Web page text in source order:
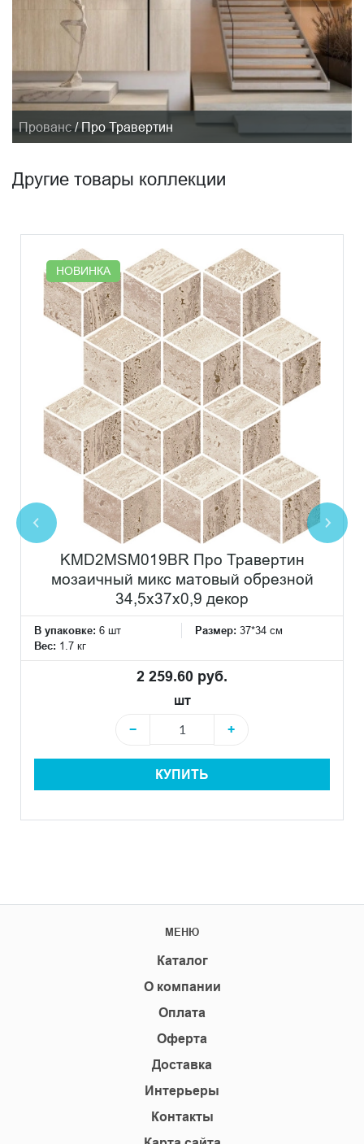
Прованс / Про Травертин
Другие товары коллекции
НОВИНКА
KMD2MSM019BR Про Травертин
мозаичный микс матовый обрезной
34,5x37x0,9 декор
В упаковке: 6 шт Размер: 37*34 см
Вес: 1.7 кг
2 259.60 руб.
шт
−
+
КУПИТЬ
МЕНЮ
Каталог
О компании
Оплата
Оферта
Доставка
Интерьеры
Контакты